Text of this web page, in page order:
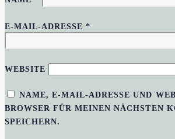
E-MAIL-ADRESSE*
WEBSITE
NAME, E-MAIL-ADRESSE UND
BROWSER FÜR MEINEN NÄCHSTEN
SPEICHERN.